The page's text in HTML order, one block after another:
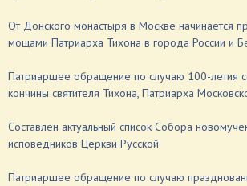
От Донского монастыря в Москве начинается
мощами Патриарха Тихона в города России и
Патриаршее обращение по случаю 100-летия
кончины святителя Тихона, Патриарха
Составлен актуальный список Собора
исповедников Церкви Русской
Патриаршее обращение по случаю